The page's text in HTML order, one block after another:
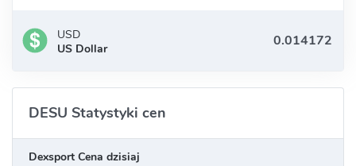
USD
US Dollar
DESU Statystyki cen
Dexsport Cena dzisiaj